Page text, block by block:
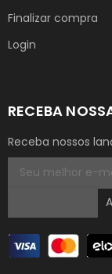
Finalizar compra
Login
RECEBA
Receba nossos